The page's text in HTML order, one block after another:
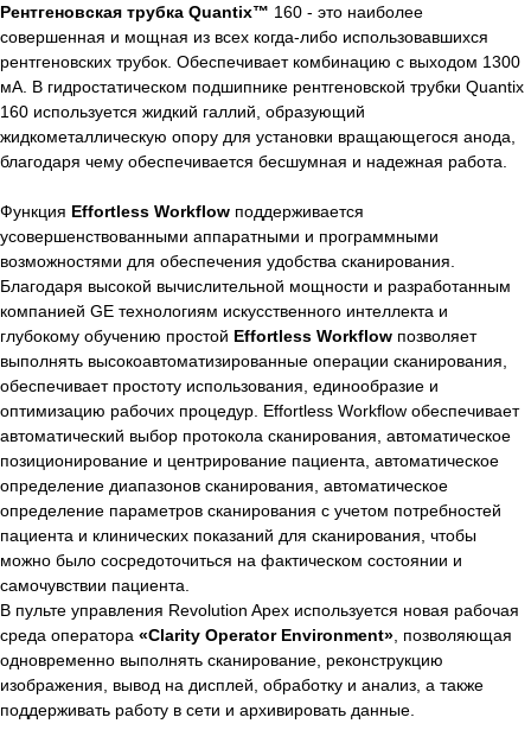
Рентгеновская трубка Quantix™ 160 - это наиболее
совершенная и мощная из всех когда-либо использовавшихся
рентгеновских трубок. Обеспечивает комбинацию с выходом 1300
мА. В гидростатическом подшипнике рентгеновской трубки Quantix
160 используется жидкий галлий, образующий
жидкометаллическую опору для установки вращающегося анода,
благодаря чему обеспечивается бесшумная и надежная работа.
Функция Effortless Workflow поддерживается
усовершенствованными аппаратными и программными
возможностями для обеспечения удобства сканирования.
Благодаря высокой вычислительной мощности и разработанным
компанией GE технологиям искусственного интеллекта и
глубокому обучению простой Effortless Workflow позволяет
выполнять высокоавтоматизированные операции сканирования,
обеспечивает простоту использования, единообразие и
оптимизацию рабочих процедур. Effortless Workflow обеспечивает
автоматический выбор протокола сканирования, автоматическое
позиционирование и центрирование пациента, автоматическое
определение диапазонов сканирования, автоматическое
определение параметров сканирования с учетом потребностей
пациента и клинических показаний для сканирования, чтобы
можно было сосредоточиться на фактическом состоянии и
самочувствии пациента.
В пульте управления Revolution Apex используется новая рабочая
среда оператора «Clarity Operator Environment» , позволяющая
одновременно выполнять сканирование, реконструкцию
изображения, вывод на дисплей, обработку и анализ, а также
поддерживать работу в сети и архивировать данные.